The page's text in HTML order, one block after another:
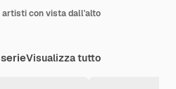
con vista dall'alto
Visualizza tutto